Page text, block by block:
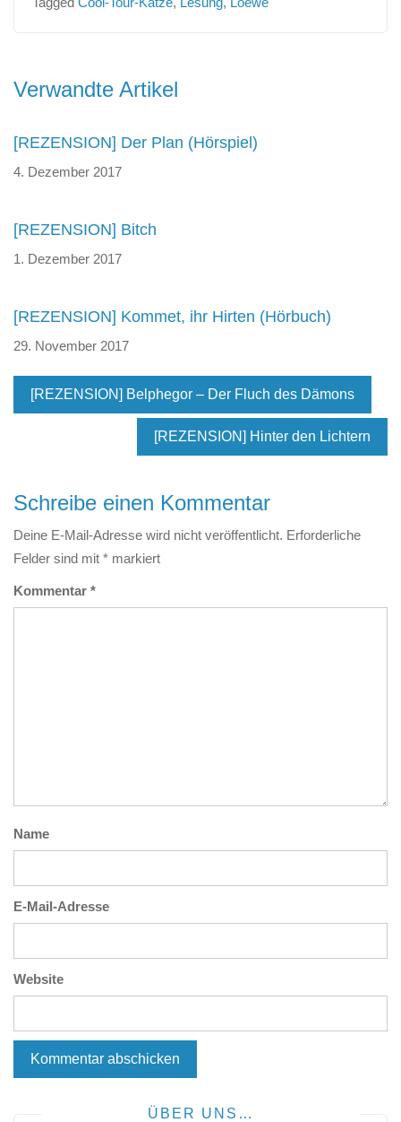
Verwandte Artikel
[REZENSION] Der Plan (Hörspiel)
4. Dezember 2017
[REZENSION] Bitch
1. Dezember 2017
[REZENSION] Kommet, ihr Hirten (Hörbuch)
29. November 2017
Beitragsnavigation
[REZENSION] Belphegor – Der Fluch des Dämons
[REZENSION] Hinter den Lichtern
Schreibe einen Kommentar
Deine E-Mail-Adresse wird nicht veröffentlicht. Erforderliche
Felder sind mit * markiert
Kommentar *
Name
E-Mail-Adresse
Website
ÜBER UNS…